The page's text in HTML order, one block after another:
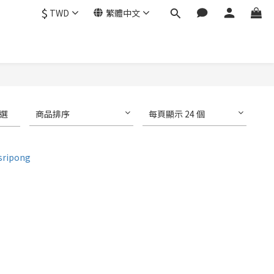
$ TWD 繁體中文
商品排序 每頁顯示 24 個